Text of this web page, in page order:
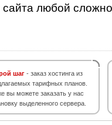
любой
шаг - заказ хостинга из
тарифных планов.
вы можете заказать у нас
выделенного сервера.